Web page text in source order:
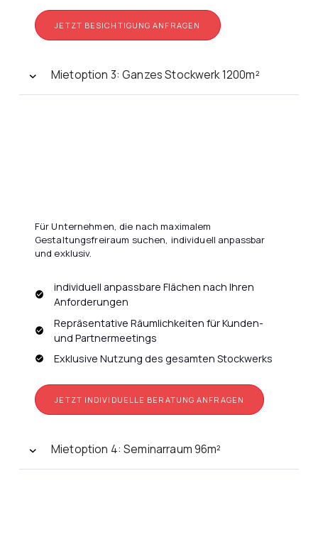
JETZT BESICHTIGUNG ANFRAGEN
Mietoption 3: Ganzes Stockwerk 1200m²
Für Unternehmen, die nach maximalem
Gestaltungsfreiraum suchen, individuell anpassbar
und exklusiv.
individuell anpassbare Flächen nach Ihren
Anforderungen
Repräsentative Räumlichkeiten für Kunden-
und Partnermeetings
Exklusive Nutzung des gesamten Stockwerks
JETZT INDIVIDUELLE BERATUNG ANFRAGEN
Mietoption 4: Seminarraum 96m²